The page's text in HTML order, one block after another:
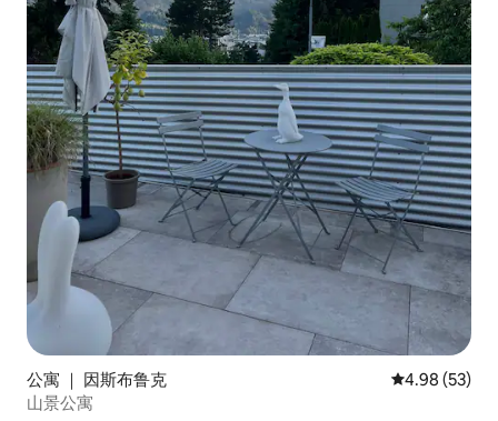
公寓 ｜ 因斯布鲁克 平均评分
4.98 (53)
山景公寓